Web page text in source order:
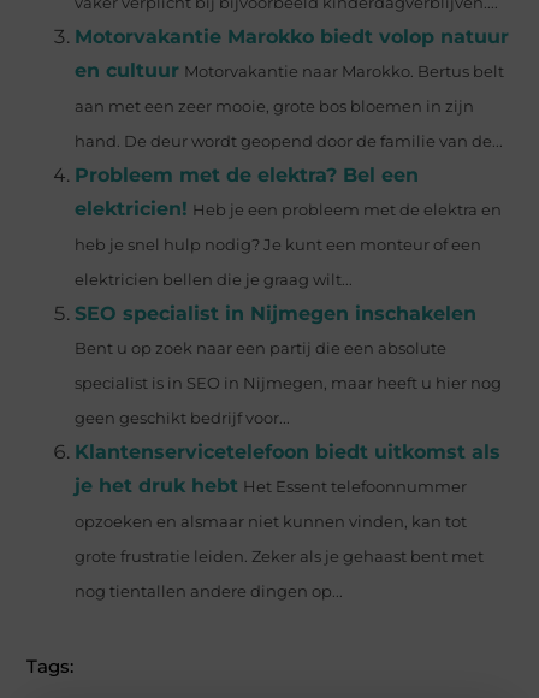
Motorvakantie Marokko biedt volop natuur
en cultuur Motorvakantie naar Marokko. Bertus belt
aan met een zeer mooie, grote bos bloemen in zijn
hand. De deur wordt geopend door de familie van de...
Probleem met de elektra? Bel een
elektricien! Heb je een probleem met de elektra en
heb je snel hulp nodig? Je kunt een monteur of een
elektricien bellen die je graag wilt...
SEO specialist in Nijmegen inschakelen
Bent u op zoek naar een partij die een absolute
specialist is in SEO in Nijmegen, maar heeft u hier nog
geen geschikt bedrijf voor...
Klantenservicetelefoon biedt uitkomst als
je het druk hebt Het Essent telefoonnummer
opzoeken en alsmaar niet kunnen vinden, kan tot
grote frustratie leiden. Zeker als je gehaast bent met
nog tientallen andere dingen op...
Tags: